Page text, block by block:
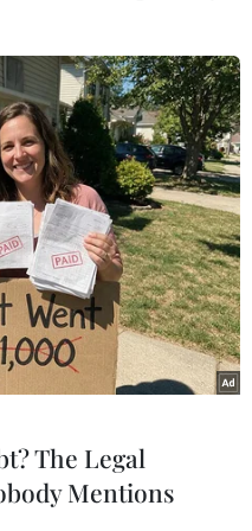
The Legal
Mentions